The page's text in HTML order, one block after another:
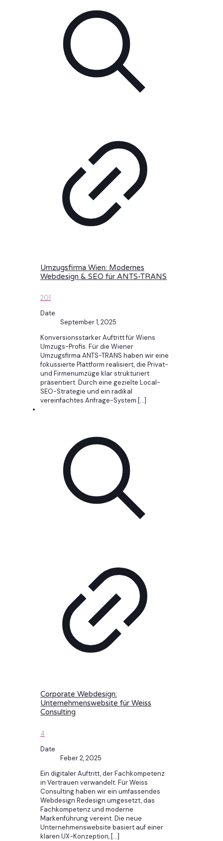
Umzugsfirma Wien: Modernes
Webdesign & SEO für ANTS-TRANS
201
Date
September 1, 2025
Konversionsstarker Auftritt für Wiens
Umzugs-Profis. Für die Wiener
Umzugsfirma ANTS-TRANS haben wir eine
fokussierte Plattform realisiert, die Privat-
und Firmenumzüge klar strukturiert
präsentiert. Durch eine gezielte Local-
SEO-Strategie und ein radikal
vereinfachtes Anfrage-System […]
Corporate Webdesign:
Unternehmenswebsite für Weiss
Consulting
4
Date
Feber 2, 2025
Ein digitaler Auftritt, der Fachkompetenz
in Vertrauen verwandelt. Für Weiss
Consulting haben wir ein umfassendes
Webdesign Redesign umgesetzt, das
Fachkompetenz und moderne
Markenführung vereint. Die neue
Unternehmenswebsite basiert auf einer
klaren UX-Konzeption, […]